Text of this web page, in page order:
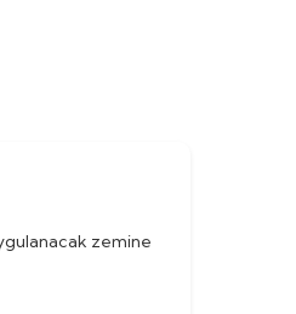
zemine